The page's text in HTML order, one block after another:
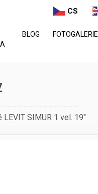
CS
BLOG FOTOGALERIE
SIMUR 1 vel. 19″